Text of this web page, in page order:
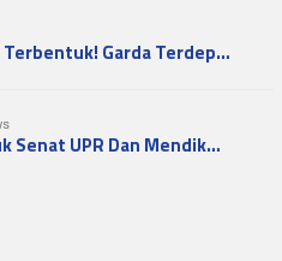
Terbentuk! Garda Terdep…
Senat UPR Dan Mendik…